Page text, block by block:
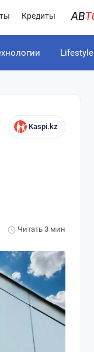
Кредиты
Lifestyle
Kaspi.kz
Читать3 мин